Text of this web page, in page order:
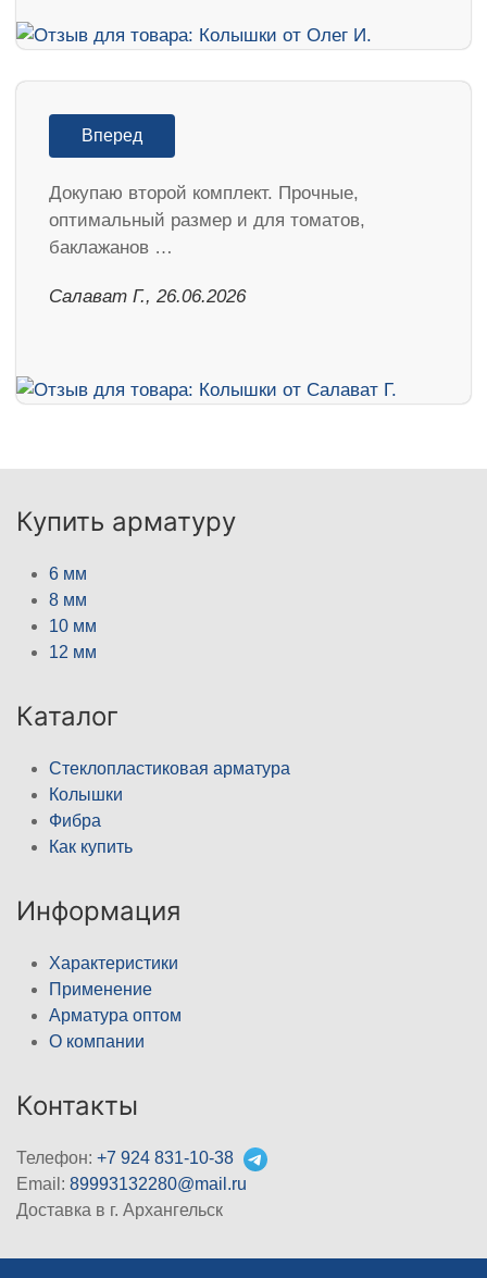
Вперед
Докупаю второй комплект. Прочные,
оптимальный размер и для томатов,
баклажанов …
Салават Г., 26.06.2026
Купить арматуру
6 мм
8 мм
10 мм
12 мм
Каталог
Стеклопластиковая арматура
Колышки
Фибра
Как купить
Информация
Характеристики
Применение
Арматура оптом
О компании
Контакты
Телефон: +7 924 831-10-38
Email: 89993132280@mail.ru
Доставка в г. Архангельск